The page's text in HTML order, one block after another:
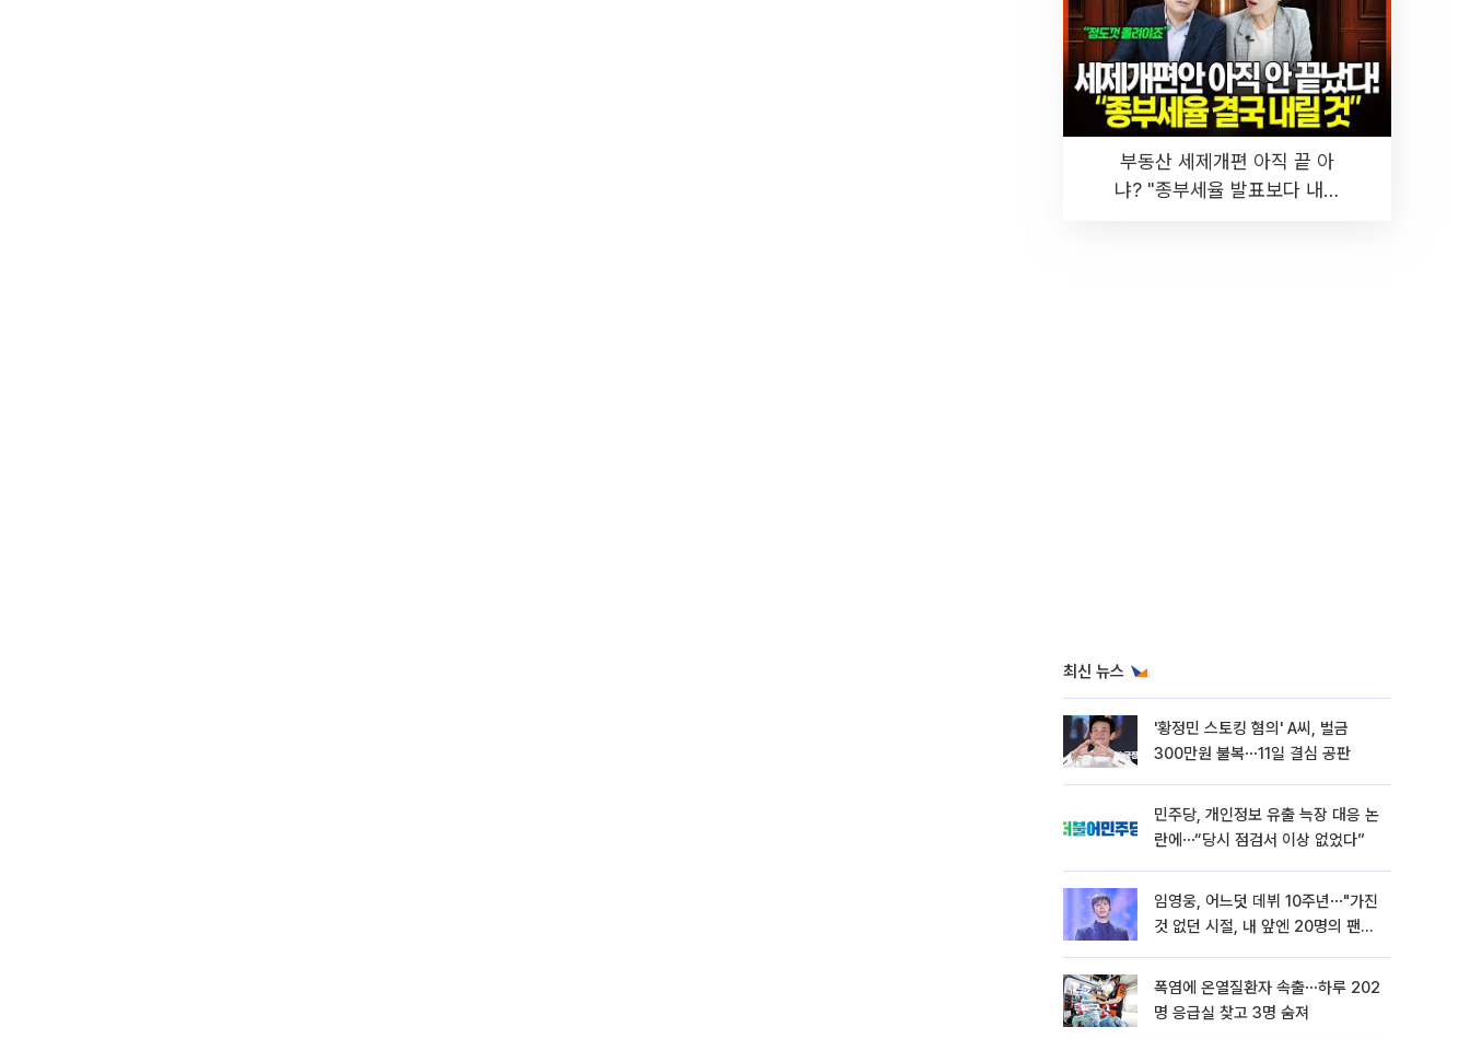
부동산 세제개편 아직 끝 아
냐? "종부세율 발표보다 내릴
최신 뉴스
'황정민 스토킹 혐의' A씨, 벌금
300만원 불복⋯11일 결심 공판
민주당, 개인정보 유출 늑장 대응 논
란에⋯“당시 점검서 이상 없었다”
임영웅, 어느덧 데뷔 10주년⋯"가진
것 없던 시절, 내 앞엔 20명의 팬
폭염에 온열질환자 속출⋯하루 202
명 응급실 찾고 3명 숨져